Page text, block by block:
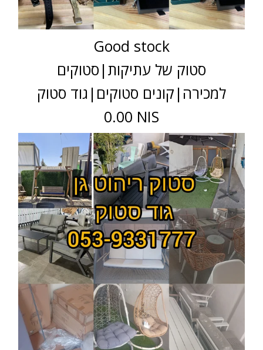
Good stock
סטוק של עתיקות|סטוקים
למכירה|קונים סטוקים|גוד סטוק
0.00 NIS